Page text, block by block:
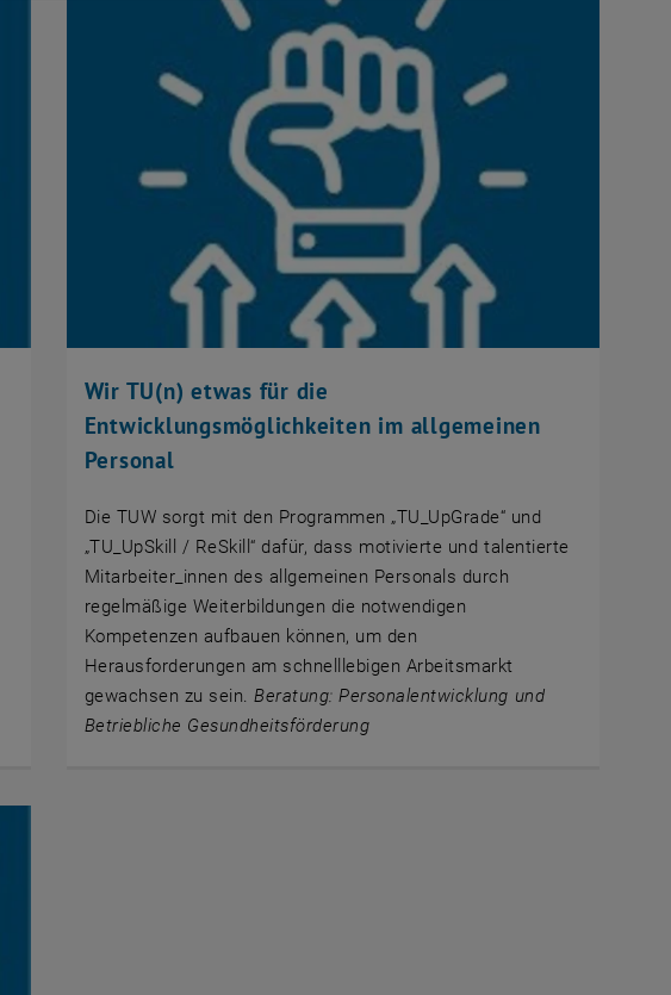
Wir TU(n) etwas für die
Entwicklungsmöglichkeiten im allgemeinen
Personal
Die TUW sorgt mit den Programmen „TU_UpGrade“ und
„TU_UpSkill / ReSkill“ dafür, dass motivierte und talentierte
Mitarbeiter_innen des allgemeinen Personals durch
regelmäßige Weiterbildungen die notwendigen
Kompetenzen aufbauen können, um den
Herausforderungen am schnelllebigen Arbeitsmarkt
gewachsen zu sein.Beratung: Personalentwicklung und
Betriebliche Gesundheitsförderung